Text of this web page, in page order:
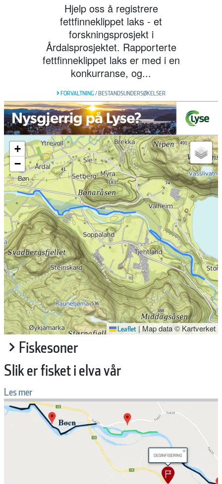
Hjelp oss å registrere
fettfinneklippet laks - et
forskningsprosjekt i
Årdalsprosjektet. Rapporterte
fettfinneklippet laks er med i en
konkurranse, og...
FORVALTNING /BESTANDSUNDERSØKELSER
+
−
Leaflet | Map data © Kartverket
Fiskesoner
Slik er fisket i elva vår
Les mer